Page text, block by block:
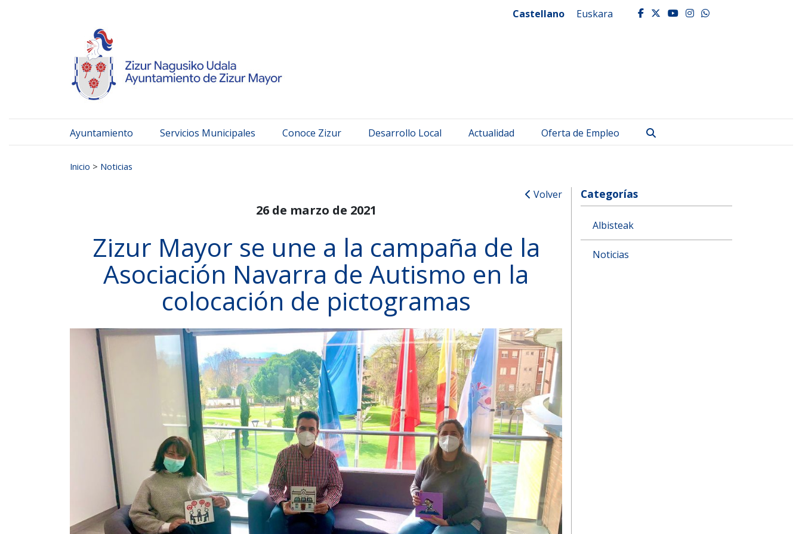
Castellano Euskara facebook
twitter
youtube
instagram
whatsapp
Ayuntamiento Servicios Municipales Conoce Zizur Desarrollo Local Actualidad Oferta de Empleo
Inicio > Noticias
Volver
26 de marzo de 2021
Zizur Mayor se une a la campaña de la
Asociación Navarra de Autismo en la
colocación de pictogramas
Categorías
Albisteak
Noticias